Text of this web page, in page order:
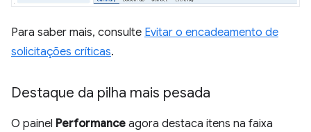
Para saber mais, consulte Evitar o encadeamento de
solicitações críticas.
Destaque da pilha mais pesada
O painel Performance agora destaca itens na faixa